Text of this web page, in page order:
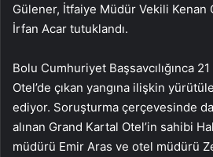
Gülener, İtfaiye Müdür Vekili
İrfan Acar tutuklandı.
Bolu Cumhuriyet Başsavcılığınca
Otel’de çıkan yangına ilişkin
ediyor. Soruşturma çerçevesinde
alınan Grand Kartal Otel’in sahibi
müdürü Emir Aras ve otel müdürü